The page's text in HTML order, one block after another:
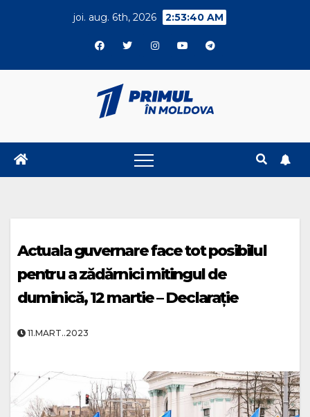
joi. aug. 6th, 2026 2:53:40 AM
Actuala guvernare face tot posibilul
pentru a zădărnici mitingul de
duminică, 12 martie – Declarație
11.MART..2023